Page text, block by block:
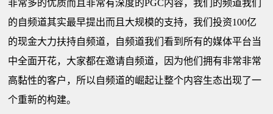
非常多的优质而且非常有深度的PGC内容，我们的频道我们
的自频道其实最早提出而且大规模的支持，我们投资100亿
的现金大力扶持自频道，自频道我们看到所有的媒体平台当
中全面开花，大家都在邀请自频道，因为他们拥有非常非常
高黏性的客户，所以自频道的崛起让整个内容生态出现了一
个重新的构建。